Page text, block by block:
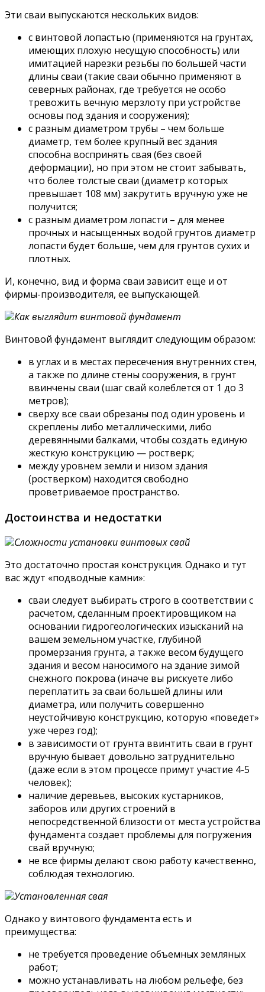
Эти сваи выпускаются нескольких видов:
с винтовой лопастью (применяются на грунтах,
имеющих плохую несущую способность) или
имитацией нарезки резьбы по большей части
длины сваи (такие сваи обычно применяют в
северных районах, где требуется не особо
тревожить вечную мерзлоту при устройстве
основы под здания и сооружения);
с разным диаметром трубы – чем больше
диаметр, тем более крупный вес здания
способна воспринять свая (без своей
деформации), но при этом не стоит забывать,
что более толстые сваи (диаметр которых
превышает 108 мм) закрутить вручную уже не
получится;
с разным диаметром лопасти – для менее
прочных и насыщенных водой грунтов диаметр
лопасти будет больше, чем для грунтов сухих и
плотных.
И, конечно, вид и форма сваи зависит еще и от
фирмы-производителя, ее выпускающей.
Как выглядит винтовой фундамент
Винтовой фундамент выглядит следующим образом:
в углах и в местах пересечения внутренних стен,
а также по длине стены сооружения, в грунт
ввинчены сваи (шаг свай колеблется от 1 до 3
метров);
сверху все сваи обрезаны под один уровень и
скреплены либо металлическими, либо
деревянными балками, чтобы создать единую
жесткую конструкцию — ростверк;
между уровнем земли и низом здания
(ростверком) находится свободно
проветриваемое пространство.
Достоинства и недостатки
Сложности установки винтовых свай
Это достаточно простая конструкция. Однако и тут
вас ждут «подводные камни»:
сваи следует выбирать строго в соответствии с
расчетом, сделанным проектировщиком на
основании гидрогеологических изысканий на
вашем земельном участке, глубиной
промерзания грунта, а также весом будущего
здания и весом наносимого на здание зимой
снежного покрова (иначе вы рискуете либо
переплатить за сваи большей длины или
диаметра, или получить совершенно
неустойчивую конструкцию, которую «поведет»
уже через год);
в зависимости от грунта ввинтить сваи в грунт
вручную бывает довольно затруднительно
(даже если в этом процессе примут участие 4-5
человек);
наличие деревьев, высоких кустарников,
заборов или других строений в
непосредственной близости от места устройства
фундамента создает проблемы для погружения
свай вручную;
не все фирмы делают свою работу качественно,
соблюдая технологию.
Установленная свая
Однако у винтового фундамента есть и
преимущества:
не требуется проведение объемных земляных
работ;
можно устанавливать на любом рельефе, без